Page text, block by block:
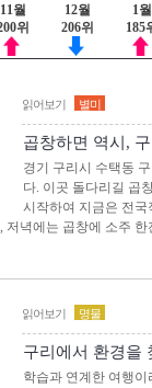
11월
위
12월
206위
1월
185
읽어보기 별미
곱창하면 역시,
경기 구리시 수택동
다. 이곳 돌다리길 곱
시작하여 지금은 전국
녁에는 곱창에 소주
읽어보기 명물
구리에서 환경을
학습과 연계한 여행